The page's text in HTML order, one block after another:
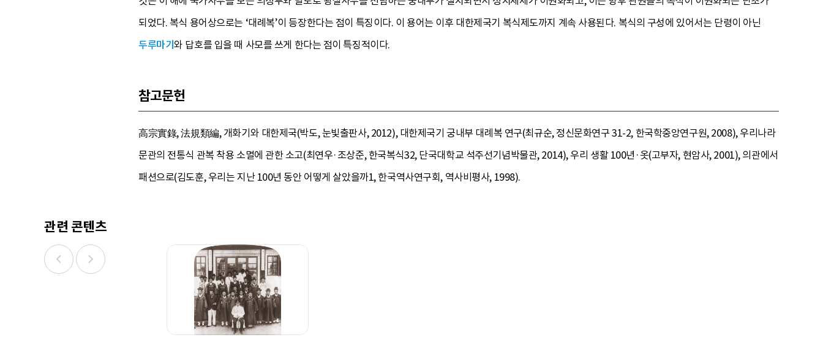
되었다. 복식 용어상으로는 ‘대례복’이 등장한다는 점이 특징이다. 이 용어는 이후 대한제국기 복식제도까지 계속 사용된다. 복식의 구성에 있어서는 단령이 아닌
두루마기와 답호를 입을 때 사모를 쓰게 한다는 점이 특징적이다.
참고문헌
高宗實錄, 法規類編, 개화기와 대한제국(박도, 눈빛출판사, 2012), 대한제국기 궁내부 대례복 연구(최규순, 정신문화연구 31-2, 한국학중앙연구원, 2008), 우리나라
문관의 전통식 관복 착용 소멸에 관한 소고(최연우·조상준, 한국복식32, 단국대학교 석주선기념박물관, 2014), 우리 생활 100년·옷(고부자, 현암사, 2001), 의관에서
패션으로(김도훈, 우리는 지난 100년 동안 어떻게 살았을까1, 한국역사연구회, 역사비평사, 1998).
관련 콘텐츠